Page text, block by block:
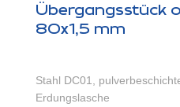
Übergangsstück
80x1,5 mm
Stahl DC01,
Erdungslasche